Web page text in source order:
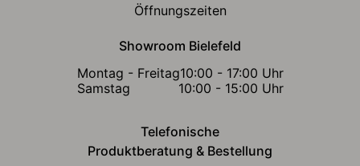
Öffnungszeiten
Showroom Bielefeld
Montag - Freitag10:00 - 17:00 Uhr
Samstag
10:00 - 15:00 Uhr
Telefonische
Produktberatung & Bestellung